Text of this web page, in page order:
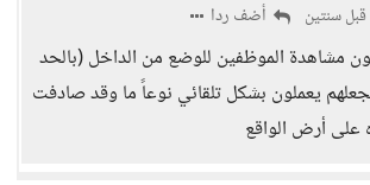
قبل سنتين أضف ردا
مشاهدة الموظفين للوضع من الداخل (بالحد
يعملون بشكل تلقائي نوعاً ما وقد صادفت
على أرض الواقع